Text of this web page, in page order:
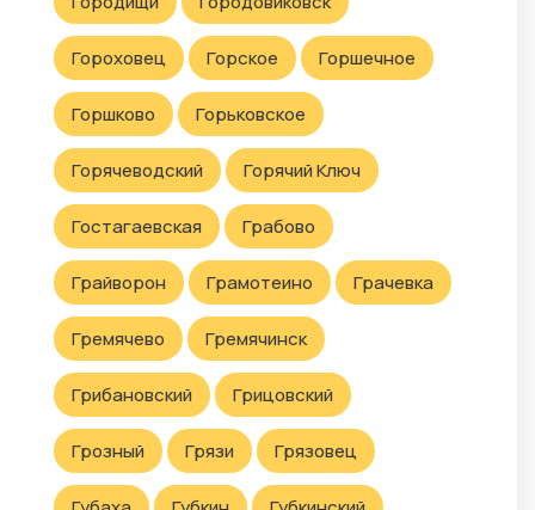
Гороховец Горское Горшечное
Горшково Горьковское
Горячеводский Горячий Ключ
Гостагаевская Грабово
Грайворон Грамотеино Грачевка
Гремячево Гремячинск
Грибановский Грицовский
Грозный Грязи Грязовец